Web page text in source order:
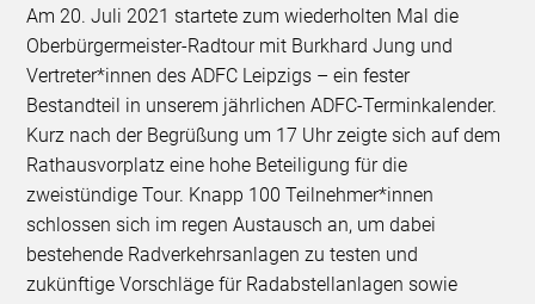
Am 20. Juli 2021 startete zum wiederholten Mal die
Oberbürgermeister-Radtour mit Burkhard Jung und
Vertreter*innen des ADFC Leipzigs – ein fester
Bestandteil in unserem jährlichen ADFC-Terminkalender.
Kurz nach der Begrüßung um 17 Uhr zeigte sich auf dem
Rathausvorplatz eine hohe Beteiligung für die
zweistündige Tour. Knapp 100 Teilnehmer*innen
schlossen sich im regen Austausch an, um dabei
bestehende Radverkehrsanlagen zu testen und
zukünftige Vorschläge für Radabstellanlagen sowie